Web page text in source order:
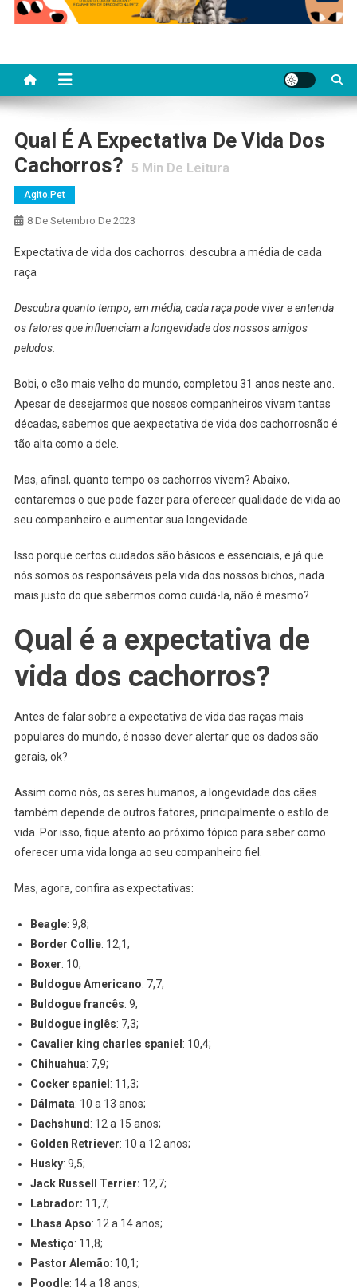
Qual É A Expectativa De Vida Dos
Cachorros?
5 Min De Leitura
Agito.pet
8 De Setembro De 2023
Expectativa de vida dos cachorros: descubra a média de cada
raça
Descubra quanto tempo, em média, cada raça pode viver e entenda
os fatores que influenciam a longevidade dos nossos amigos
peludos.
Bobi, o cão mais velho do mundo, completou 31 anos neste ano.
Apesar de desejarmos que nossos companheiros vivam tantas
décadas, sabemos que aexpectativa de vida dos cachorrosnão é
tão alta como a dele.
Mas, afinal, quanto tempo os cachorros vivem? Abaixo,
contaremos o que pode fazer para oferecer qualidade de vida ao
seu companheiro e aumentar sua longevidade.
Isso porque certos cuidados são básicos e essenciais, e já que
nós somos os responsáveis pela vida dos nossos bichos, nada
mais justo do que sabermos como cuidá-la, não é mesmo?
Qual é a expectativa de
vida dos cachorros?
Antes de falar sobre a expectativa de vida das raças mais
populares do mundo, é nosso dever alertar que os dados são
gerais, ok?
Assim como nós, os seres humanos, a longevidade dos cães
também depende de outros fatores, principalmente o estilo de
vida. Por isso, fique atento ao próximo tópico para saber como
oferecer uma vida longa ao seu companheiro fiel.
Mas, agora, confira as expectativas:
Beagle: 9,8;
Border Collie: 12,1;
Boxer: 10;
Buldogue Americano: 7,7;
Buldogue francês: 9;
Buldogue inglês: 7,3;
Cavalier king charles spaniel : 10,4;
Chihuahua: 7,9;
Cocker spaniel : 11,3;
Dálmata: 10 a 13 anos;
Dachshund : 12 a 15 anos;
Golden Retriever: 10 a 12 anos;
Husky: 9,5;
Jack Russell Terrier: 12,7;
Labrador: 11,7;
Lhasa Apso: 12 a 14 anos;
Mestiço: 11,8;
Pastor Alemão: 10,1;
Poodle: 14 a 18 anos;